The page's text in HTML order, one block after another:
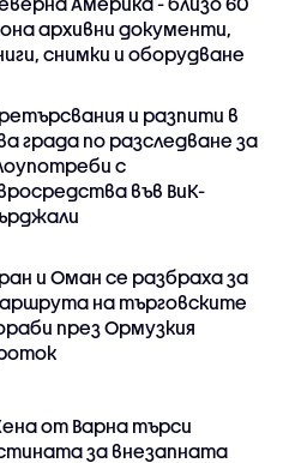
архивни документи,
снимки и оборудване
и разпити в
града по разследване за
с
във ВиК-
и Оман се разбраха за
на търговските
през Ормузкия
от Варна търси
за внезапната